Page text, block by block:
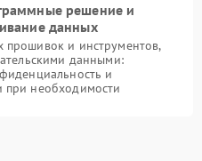
решение и
данных
и инструментов,
данными:
и
при необходимости